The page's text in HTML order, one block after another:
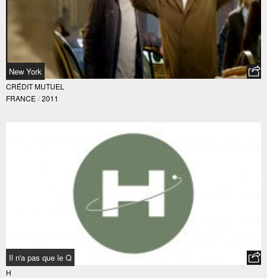
New York
CRÉDIT MUTUEL
FRANCE / 2011
Il n'a pas que le Q
H